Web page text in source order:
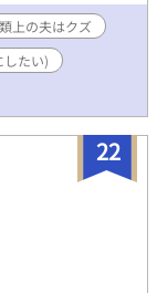
離れ…別邸での
民のレインが、
、シエルの居場
ルとの婚姻を望
ラス。 あまりに
して何より、嫁
族』とも呼べ
す。 ✻オメガバ
主人公・シエル
救世主は必ず現
。 ✻ご都合展開
上の夫はクズ
したい)
22